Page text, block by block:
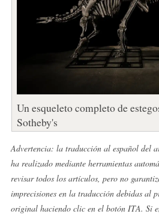
Un esqueleto completo de
Sotheby's
Advertencia: la traducción al español del
ha realizado mediante herramientas
revisar todos los artículos, pero no
imprecisiones en la traducción debidas al
original haciendo clic en el botón ITA. Si